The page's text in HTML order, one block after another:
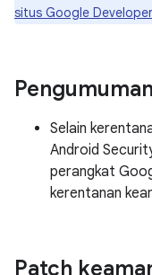
situs Google Developer
Pengumuman
Selain
Android
perangkat
kerentanan
Patch